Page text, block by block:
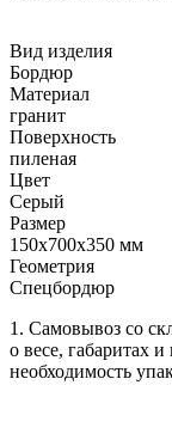
Вид изделия
Бордюр
Материал
гранит
Поверхность
пиленая
Цвет
Серый
Размер
150x700x350 мм
Геометрия
Спецбордюр
1. Самовывоз со
о весе, габаритах
необходимость